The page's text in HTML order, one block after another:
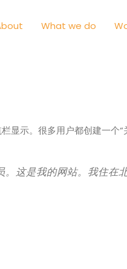
What we do
示。很多用户都创建一个“
这是我的网站。我住在